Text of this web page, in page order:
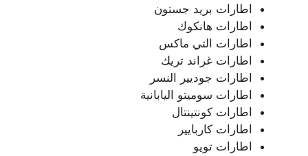
اطارات بريد جستون
اطارات هانكوك
اطارات التي ماكس
اطارات غراند تريك
اطارات جوديير النسر
اطارات سوميتو اليابانية
اطارات كونتينتال
اطارات كاربايير
اطارات تويو